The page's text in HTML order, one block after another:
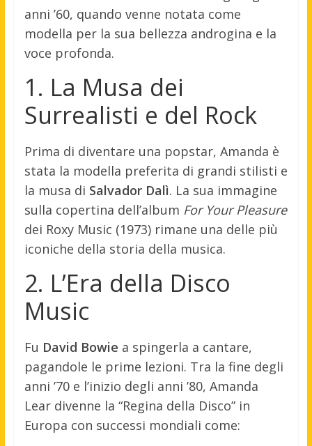
anni ’60, quando venne notata come
modella per la sua bellezza androgina e la
voce profonda.
1. La Musa dei
Surrealisti e del Rock
Prima di diventare una popstar, Amanda è
stata la modella preferita di grandi stilisti e
la musa di Salvador Dalì. La sua immagine
sulla copertina dell’album For Your Pleasure
dei Roxy Music (1973) rimane una delle più
iconiche della storia della musica.
2. L’Era della Disco
Music
Fu David Bowie a spingerla a cantare,
pagandole le prime lezioni. Tra la fine degli
anni ’70 e l’inizio degli anni ’80, Amanda
Lear divenne la “Regina della Disco” in
Europa con successi mondiali come: